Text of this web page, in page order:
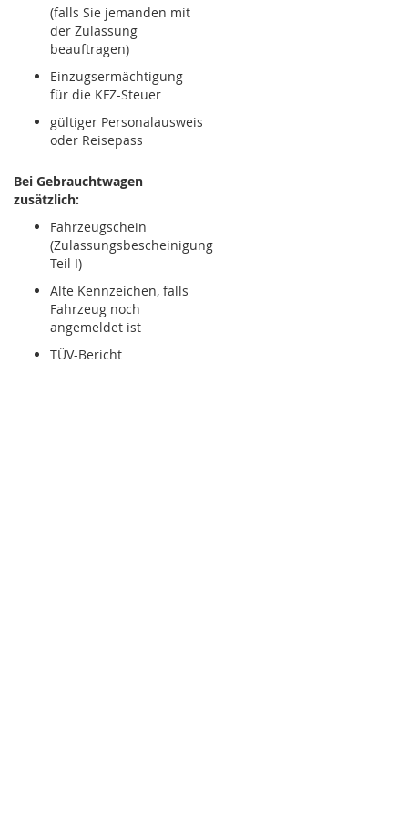
(falls Sie jemanden mit
der Zulassung
beauftragen)
Einzugsermächtigung
für die KFZ-Steuer
gültiger Personalausweis
oder Reisepass
Bei Gebrauchtwagen
zusätzlich:
Fahrzeugschein
(Zulassungsbescheinigung
Teil I)
Alte Kennzeichen, falls
Fahrzeug noch
angemeldet ist
TÜV-Bericht